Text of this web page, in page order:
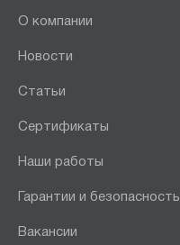
О компании
Новости
Статьи
Сертификаты
Наши работы
Гарантии и безопасность
Вакансии